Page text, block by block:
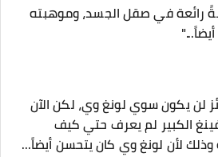
رائعة في صقل الجسد، وموهبته
لن يكون سوي لونغ وي، لكن الآن
الكبير لم يعرف حتي كيف
وذلك لأن لونغ وي كان يتحسن أيضاً...